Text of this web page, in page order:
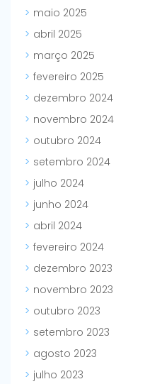
maio 2025
abril 2025
março 2025
fevereiro 2025
dezembro 2024
novembro 2024
outubro 2024
setembro 2024
julho 2024
junho 2024
abril 2024
fevereiro 2024
dezembro 2023
novembro 2023
outubro 2023
setembro 2023
agosto 2023
julho 2023